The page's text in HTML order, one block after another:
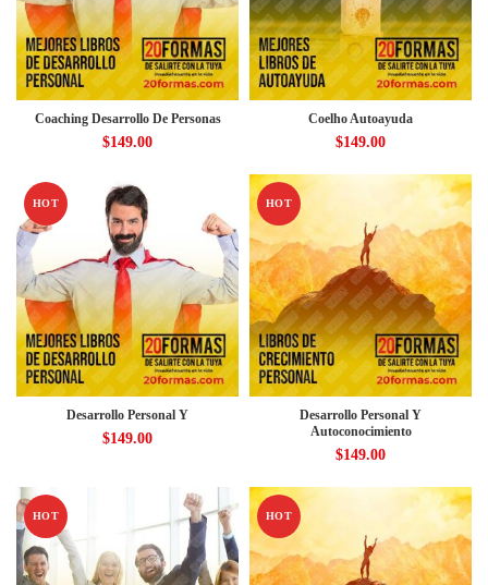
Coaching Desarrollo De Personas
$149.00
Coelho Autoayuda
$149.00
HOT
Desarrollo Personal Y
$149.00
HOT
Desarrollo Personal Y
Autoconocimiento
$149.00
HOT HOT